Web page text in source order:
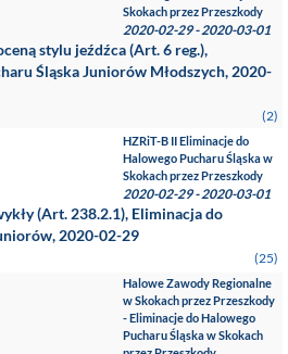
Skokach przez Przeszkody
2020-02-29 - 2020-03-01
stylu jeźdźca (Art. 6 reg.),
Śląska Juniorów Młodszych, 2020-
(2)
HZRiT-B II Eliminacje do
Halowego Pucharu Śląska w
Skokach przez Przeszkody
2020-02-29 - 2020-03-01
(Art. 238.2.1), Eliminacja do
2020-02-29
(25)
Halowe Zawody Regionalne
w Skokach przez Przeszkody
- Eliminacje do Halowego
Pucharu Śląska w Skokach